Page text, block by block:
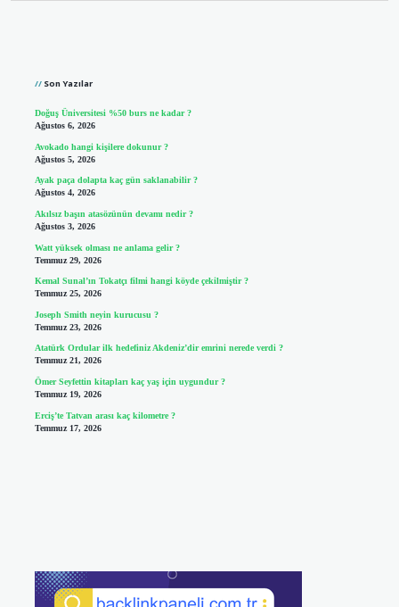
Son Yazılar
Doğuş Üniversitesi %50 burs ne kadar ?
Ağustos 6, 2026
Avokado hangi kişilere dokunur ?
Ağustos 5, 2026
Ayak paça dolapta kaç gün saklanabilir ?
Ağustos 4, 2026
Akılsız başın atasözünün devamı nedir ?
Ağustos 3, 2026
Watt yüksek olması ne anlama gelir ?
Temmuz 29, 2026
Kemal Sunal’ın Tokatçı filmi hangi köyde çekilmiştir ?
Temmuz 25, 2026
Joseph Smith neyin kurucusu ?
Temmuz 23, 2026
Atatürk Ordular ilk hedefiniz Akdeniz’dir emrini nerede verdi ?
Temmuz 21, 2026
Ömer Seyfettin kitapları kaç yaş için uygundur ?
Temmuz 19, 2026
Erciş’te Tatvan arası kaç kilometre ?
Temmuz 17, 2026